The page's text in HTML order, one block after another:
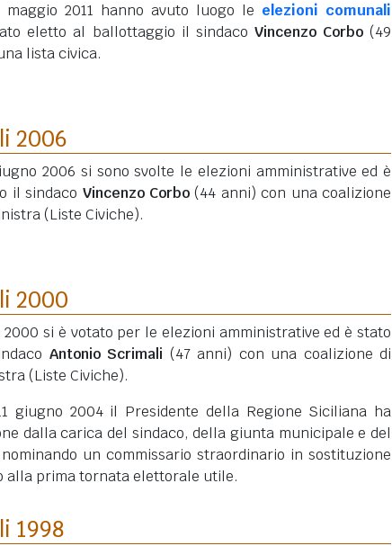
2011 hanno avuto luogo le elezioni comunali
eletto al ballottaggio il sindaco Vincenzo Corbo (49
lista civica.
2006
2006 si sono svolte le elezioni amministrative ed è
il sindaco Vincenzo Corbo (44 anni) con una coalizione
(Liste Civiche).
2000
2000 si è votato per le elezioni amministrative ed è stato
Antonio Scrimali (47 anni) con una coalizione di
(Liste Civiche).
giugno 2004 il Presidente della Regione Siciliana ha
dalla carica del sindaco, della giunta municipale e del
un commissario straordinario in sostituzione
alla prima tornata elettorale utile.
1998